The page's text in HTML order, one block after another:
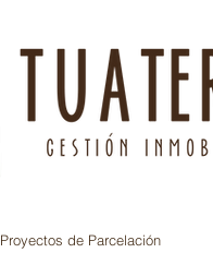
Proyectos de Parcelación